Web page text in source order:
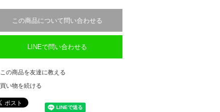
この商品について問い合わせる
LINEで問い合わせる
この商品を友達に教える
買い物を続ける